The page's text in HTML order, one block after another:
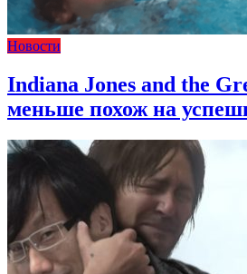
Новости
Indiana Jones and the
меньше похож на